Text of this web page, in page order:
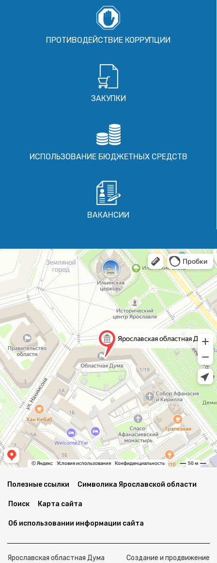
ПРОТИВОДЕЙСТВИЕ КОРРУПЦИИ
ЗАКУПКИ
ИСПОЛЬЗОВАНИЕ БЮДЖЕТНЫХ СРЕДСТВ
ВАКАНСИИ
Полезные ссылки Символика Ярославской области
Поиск Карта сайта
Об использовании информации сайта
Ярославская областная Дума Создание и продвижение